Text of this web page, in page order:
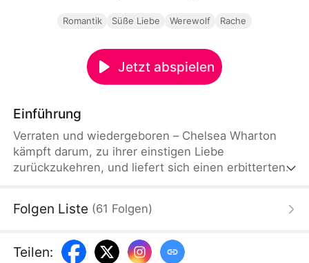
Romantik Süße Liebe Werewolf Rache
Jetzt abspielen
Einführung
Verraten und wiedergeboren – Chelsea Wharton
kämpft darum, zu ihrer einstigen Liebe
zurückzukehren, und liefert sich einen erbitterten
Schicksal neu, während sie gleichzeitig ihre Liebe
Folgen Liste (61 Folgen)
Teilen: